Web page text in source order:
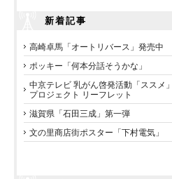
新着記事
高崎卓馬「オートリバース」発売中
ポッキー「何本分話そうかな」
中京テレビ 乳がん啓発活動「ススメ」
プロジェクト リーフレット
滋賀県「石田三成」第一弾
文の里商店街ポスター「下村電気」